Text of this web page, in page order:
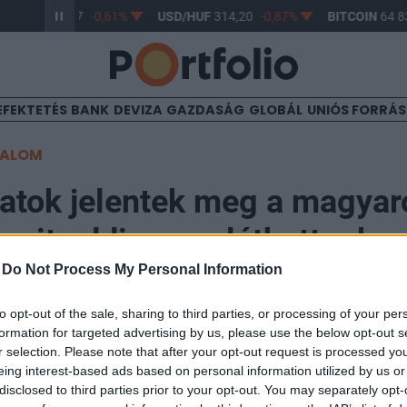
Do Not Process My Personal Information
opt-out of the sale, sharing to third parties, or processing of your
for targeted advertising by us, please use the below opt-out
selection. Please note that after your opt-out request is processed
interest-based ads based on personal information utilized by us
to third parties prior to your opt-out. You may separately
363,17 -0,61% USD/HUF314,20 -0,87% BITCOIN64
BANK DEVIZA GAZDASÁG GLOBÁL UNIÓS
jelentek meg a
eddig nem láthattunk
újításának köszönhetően képet kapunk arról, hogy
valamint az is kiderül ezentúl a havi